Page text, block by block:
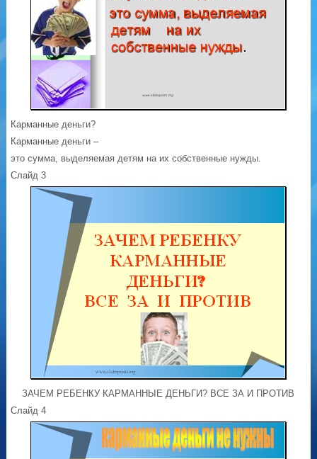
Карманные деньги?
Карманные деньги –
это сумма, выделяемая детям на их собственные нужды.
Слайд 3
ЗАЧЕМ РЕБЕНКУ КАРМАННЫЕ ДЕНЬГИ? ВСЕ ЗА И ПРОТИВ
Слайд 4